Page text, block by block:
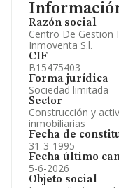
Razón social
Centro De Gestion
Inmoventa S.l.
CIF
B15475403
Forma jurídica
Sociedad limitada
Sector
Construcción y
inmobiliarias
Fecha de
31-3-1995
Fecha último
5-6-2026
Objeto social
Artículos de
Información